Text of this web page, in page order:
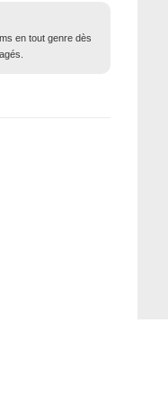
en tout genre dès